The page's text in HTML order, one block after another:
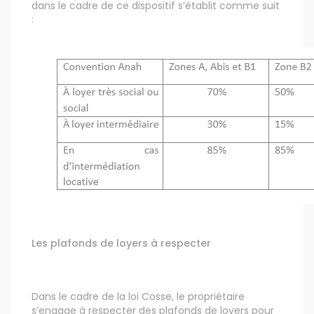
dans le cadre de ce dispositif s’établit comme suit
:
Les plafonds de loyers à respecter
Dans le cadre de la loi Cosse, le propriétaire
s’engage à respecter des plafonds de loyers pour